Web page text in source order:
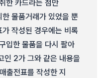
한 카드라는 점만
물품거래가 있었을 뿐
작성된 경우에는 비록
입한 물품을 다시 팔아
인 2가 그와 같은 내용을
출전표를 작성한 지